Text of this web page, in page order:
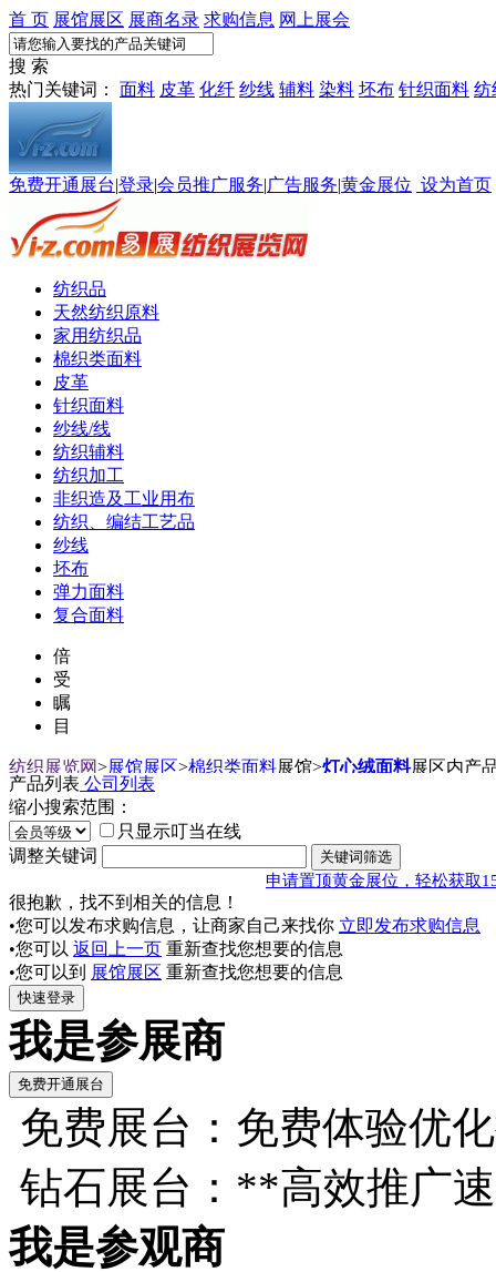
首 页 展馆展区 展商名录 求购信息 网上展会
搜 索
热门关键词： 面料 皮革 化纤 纱线 辅料 染料 坯布 针织面料 纺
免费开通展台|登录|会员推广服务|广告服务|黄金展位 设为首页
纺织品
天然纺织原料
家用纺织品
棉织类面料
皮革
针织面料
纱线/线
纺织辅料
纺织加工
非织造及工业用布
纺织、编结工艺品
纱线
坯布
弹力面料
复合面料
倍
受
瞩
目
纺织展览网>展馆展区>棉织类面料展馆>灯心绒面料展区内产
产品列表 公司列表
缩小搜索范围：
只显示叮当在线
调整关键词
申请置顶黄金展位，轻松获取
很抱歉，找不到相关的信息！
•您可以发布求购信息，让商家自己来找你 立即发布求购信息
•您可以 返回上一页 重新查找您想要的信息
•您可以到 展馆展区 重新查找您想要的信息
我是参展商
免费展台：免费体验优
钻石展台：**高效推广
我是参观商